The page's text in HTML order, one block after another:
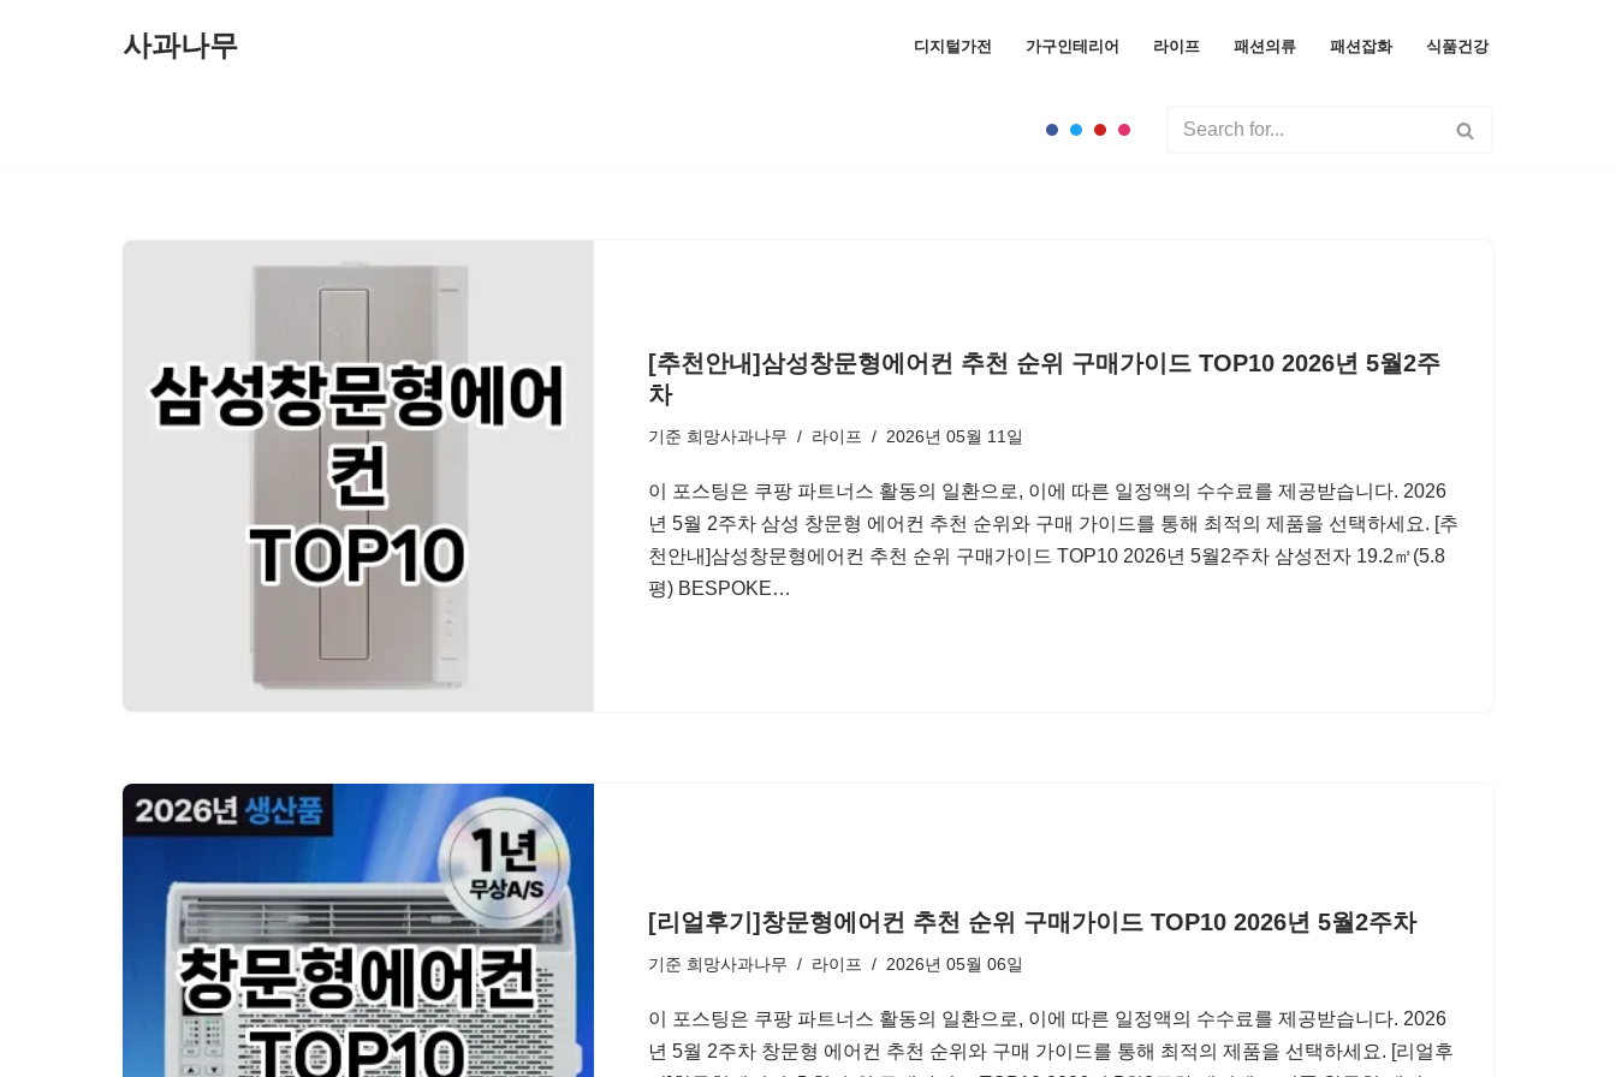
사과나무 디지털가전 가구인테리어 라이프 패션의류 패션잡화 식품건강
[추천안내]삼성창문형에어컨 추천 순위 구매가이드 TOP10 2026년 5월2주
차
기준 희망사과나무 라이프 2026년 05월 11일
이 포스팅은 쿠팡 파트너스 활동의 일환으로, 이에 따른 일정액의 수수료를 제공받습니다. 2026
년 5월 2주차 삼성 창문형 에어컨 추천 순위와 구매 가이드를 통해 최적의 제품을 선택하세요. [추
천안내]삼성창문형에어컨 추천 순위 구매가이드 TOP10 2026년 5월2주차 삼성전자 19.2㎡(5.8
평) BESPOKE…
[리얼후기]창문형에어컨 추천 순위 구매가이드 TOP10 2026년 5월2주차
기준 희망사과나무 라이프 2026년 05월 06일
이 포스팅은 쿠팡 파트너스 활동의 일환으로, 이에 따른 일정액의 수수료를 제공받습니다. 2026
년 5월 2주차 창문형 에어컨 추천 순위와 구매 가이드를 통해 최적의 제품을 선택하세요. [리얼후